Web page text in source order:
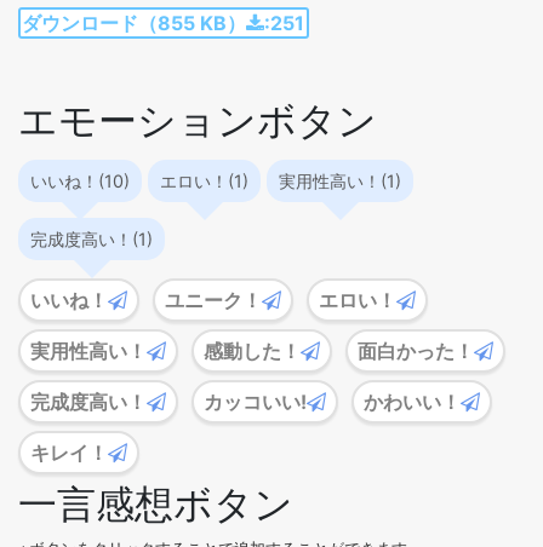
ダウンロード（855 KB） :251
エモーションボタン
いいね！(10) エロい！(1) 実用性高い！(1)
完成度高い！(1)
いいね！ ユニーク！ エロい！
実用性高い！ 感動した！ 面白かった！
完成度高い！ カッコいい! かわいい！
キレイ！
一言感想ボタン